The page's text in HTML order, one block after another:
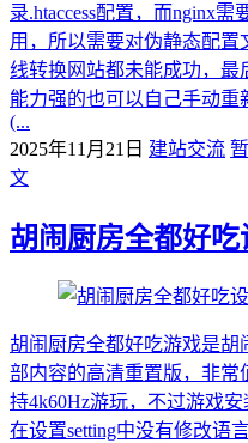
录.htaccess配置，而nginx
用，所以需要对伪静态配
线转换网站都未能成功，
能力强的也可以自己手动
(...
2025年11月21日 建站交流
文
胡闹厨房全都好
胡闹厨房全都好吃游戏是胡
部内容的高清重置版，非常
持4k60Hz游玩，不过游戏
在设置setting中没有修改语